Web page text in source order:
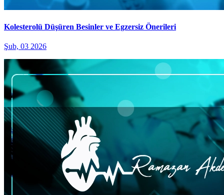
Kolesterolü Düşüren Besinler ve Egzersiz Önerileri
Şub, 03 2026